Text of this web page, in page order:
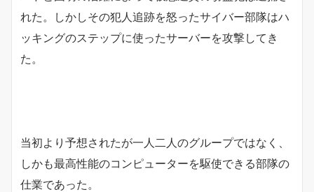
れた。しかしその犯人追跡を怒ったサイバー部隊はハ
ッキングのステップに使ったサーバーを攻撃してき
た。
当初より予想されたが一人二人のグループではなく、
しかも最高性能のコンピューターを駆使できる部隊の
仕業であった。